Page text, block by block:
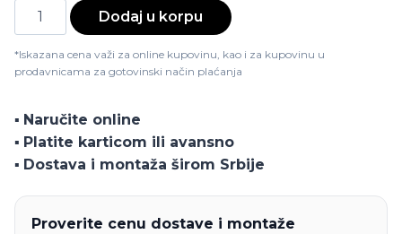
Ugaona
Firenze
količina
Dodaj u korpu
*Iskazana cena važi za online kupovinu, kao i za kupovinu u
prodavnicama za gotovinski način plaćanja
▪️ Naručite online
▪️ Platite karticom ili avansno
▪️ Dostava i montaža širom Srbije
Proverite cenu dostave i montaže